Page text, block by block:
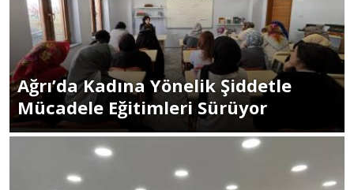
Ağrı’da Kadına Yönelik Şiddetle
Mücadele Eğitimleri Sürüyor